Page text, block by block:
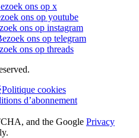
ons op x
ons op youtube
ons op instagram
ons op telegram
ons op threads
Politique cookies
d’abonnement
and the Google Privacy